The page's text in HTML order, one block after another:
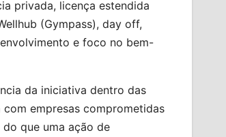
privada, licença estendida
(Gympass), day off,
e foco no bem-
da iniciativa dentro das
empresas comprometidas
que uma ação de